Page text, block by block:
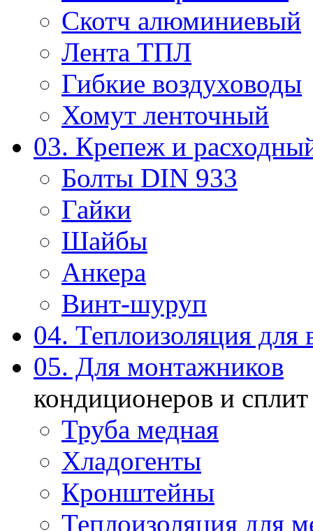
Скотч алюминиевый
Лента ТПЛ
Гибкие воздуховоды
Хомут ленточный
03. Крепеж и
Болты DIN 933
Гайки
Шайбы
Анкера
Винт-шуруп
04. Теплоизоляция для
05. Для монтажников
кондиционеров и
Труба медная
Хладогенты
Кронштейны
Теплоизоляция для